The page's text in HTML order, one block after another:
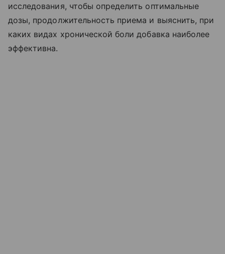
исследования, чтобы определить оптимальные
дозы, продолжительность приема и выяснить, при
каких видах хронической боли добавка наиболее
эффективна.